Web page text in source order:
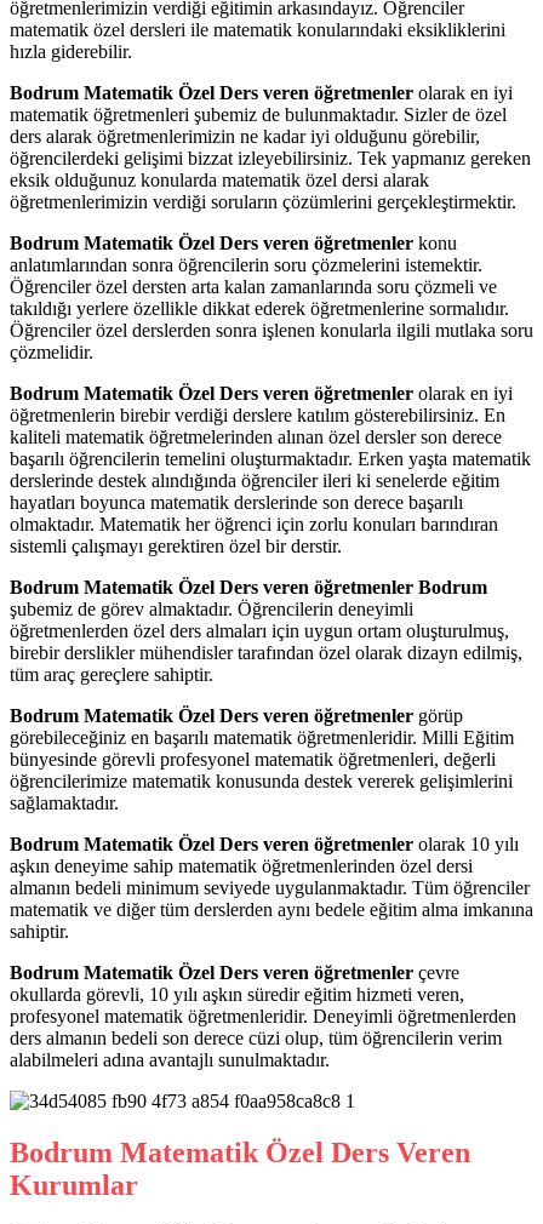
öğretmenlerimizin verdiği eğitimin arkasındayız. Öğrenciler
matematik özel dersleri ile matematik konularındaki eksikliklerini
hızla giderebilir.
Bodrum Matematik Özel Ders veren öğretmenler olarak en iyi
matematik öğretmenleri şubemiz de bulunmaktadır. Sizler de özel
ders alarak öğretmenlerimizin ne kadar iyi olduğunu görebilir,
öğrencilerdeki gelişimi bizzat izleyebilirsiniz. Tek yapmanız gereken
eksik olduğunuz konularda matematik özel dersi alarak
öğretmenlerimizin verdiği soruların çözümlerini gerçekleştirmektir.
Bodrum Matematik Özel Ders veren öğretmenler konu
anlatımlarından sonra öğrencilerin soru çözmelerini istemektir.
Öğrenciler özel dersten arta kalan zamanlarında soru çözmeli ve
takıldığı yerlere özellikle dikkat ederek öğretmenlerine sormalıdır.
Öğrenciler özel derslerden sonra işlenen konularla ilgili mutlaka soru
çözmelidir.
Bodrum Matematik Özel Ders veren öğretmenler olarak en iyi
öğretmenlerin birebir verdiği derslere katılım gösterebilirsiniz. En
kaliteli matematik öğretmelerinden alınan özel dersler son derece
başarılı öğrencilerin temelini oluşturmaktadır. Erken yaşta matematik
derslerinde destek alındığında öğrenciler ileri ki senelerde eğitim
hayatları boyunca matematik derslerinde son derece başarılı
olmaktadır. Matematik her öğrenci için zorlu konuları barındıran
sistemli çalışmayı gerektiren özel bir derstir.
Bodrum Matematik Özel Ders veren öğretmenler Bodrum
şubemiz de görev almaktadır. Öğrencilerin deneyimli
öğretmenlerden özel ders almaları için uygun ortam oluşturulmuş,
birebir derslikler mühendisler tarafından özel olarak dizayn edilmiş,
tüm araç gereçlere sahiptir.
Bodrum Matematik Özel Ders veren öğretmenler görüp
görebileceğiniz en başarılı matematik öğretmenleridir. Milli Eğitim
bünyesinde görevli profesyonel matematik öğretmenleri, değerli
öğrencilerimize matematik konusunda destek vererek gelişimlerini
sağlamaktadır.
Bodrum Matematik Özel Ders veren öğretmenler olarak 10 yılı
aşkın deneyime sahip matematik öğretmenlerinden özel dersi
almanın bedeli minimum seviyede uygulanmaktadır. Tüm öğrenciler
matematik ve diğer tüm derslerden aynı bedele eğitim alma imkanına
sahiptir.
Bodrum Matematik Özel Ders veren öğretmenler çevre
okullarda görevli, 10 yılı aşkın süredir eğitim hizmeti veren,
profesyonel matematik öğretmenleridir. Deneyimli öğretmenlerden
ders almanın bedeli son derece cüzi olup, tüm öğrencilerin verim
alabilmeleri adına avantajlı sunulmaktadır.
Bodrum Matematik Özel Ders Veren
Kurumlar